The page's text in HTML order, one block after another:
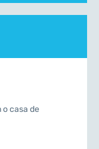
o casa de